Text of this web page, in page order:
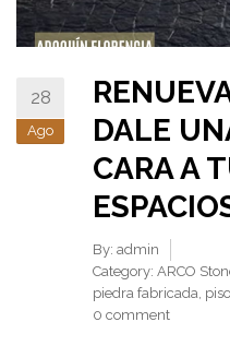
28
Ago
DALE
CARA A
By: admin
Category: ARCO
piedra fabricada piso
0 comment